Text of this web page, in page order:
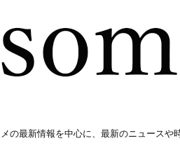
の最新情報を中心に、最新のニュース